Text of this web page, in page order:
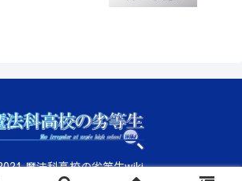
魔法科高校の劣等生wiki.